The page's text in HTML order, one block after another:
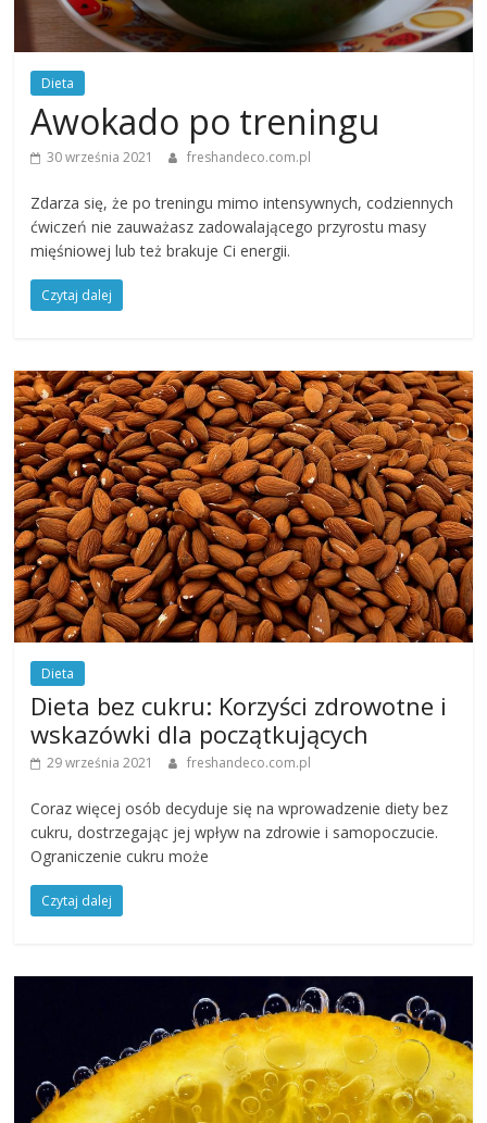
Dieta
Awokado po treningu
30 września 2021 freshandeco.com.pl
Zdarza się, że po treningu mimo intensywnych, codziennych
ćwiczeń nie zauważasz zadowalającego przyrostu masy
mięśniowej lub też brakuje Ci energii.
Czytaj dalej
Dieta
Dieta bez cukru: Korzyści zdrowotne i
wskazówki dla początkujących
29 września 2021 freshandeco.com.pl
Coraz więcej osób decyduje się na wprowadzenie diety bez
cukru, dostrzegając jej wpływ na zdrowie i samopoczucie.
Ograniczenie cukru może
Czytaj dalej